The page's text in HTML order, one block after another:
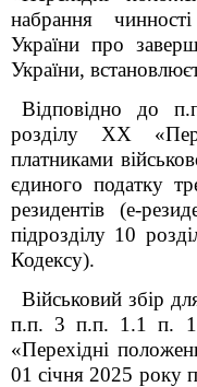
набрання
України про
України,
Відповідно до
розділу XX
платниками
єдиного податку
резидентів (е-
підрозділу 10
Кодексу).
Військовий збір
п.п. 3 п.п. 1.1 п.
«Перехідні
01 січня 2025 року